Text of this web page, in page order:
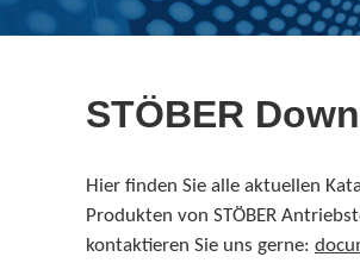
STÖBER
Hier finden Sie alle aktuellen
Produkten von STÖBER
kontaktieren Sie uns gerne: